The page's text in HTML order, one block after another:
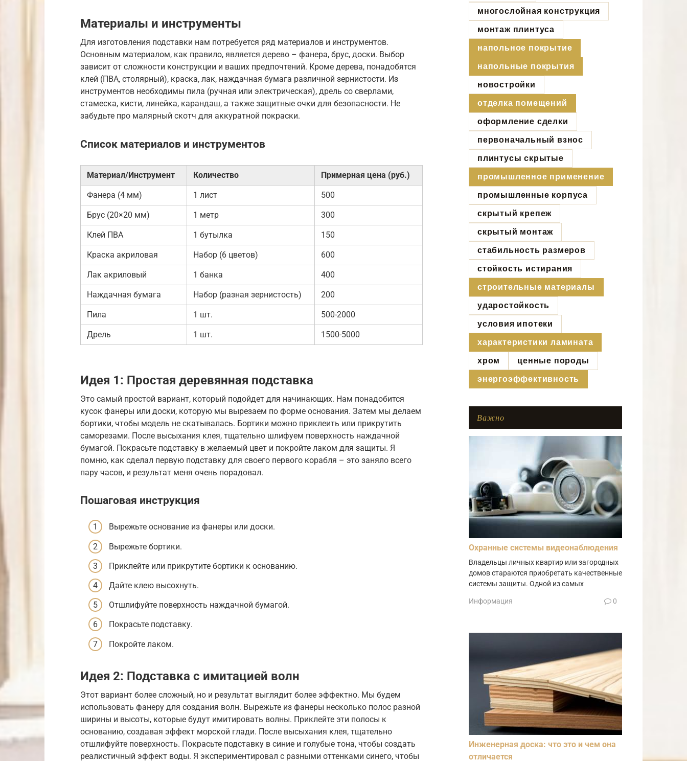
Материалы и инструменты
Для изготовления подставки нам потребуется ряд материалов и инструментов.
Основным материалом, как правило, является дерево – фанера, брус, доски. Выбор
зависит от сложности конструкции и ваших предпочтений. Кроме дерева, понадобятся
клей (ПВА, столярный), краска, лак, наждачная бумага различной зернистости. Из
инструментов необходимы пила (ручная или электрическая), дрель со сверлами,
стамеска, кисти, линейка, карандаш, а также защитные очки для безопасности. Не
забудьте про малярный скотч для аккуратной покраски.
Список материалов и инструментов
Материал/Инструмент Количество Примерная цена (руб.)
Фанера (4 мм) 1 лист 500
Брус (20×20 мм) 1 метр 300
Клей ПВА 1 бутылка 150
Краска акриловая Набор (6 цветов) 600
Лак акриловый 1 банка 400
Наждачная бумага Набор (разная зернистость) 200
Пила 1 шт. 500-2000
Дрель 1 шт. 1500-5000
Идея 1: Простая деревянная подставка
Это самый простой вариант, который подойдет для начинающих. Нам понадобится
кусок фанеры или доски, которую мы вырезаем по форме основания. Затем мы делаем
бортики, чтобы модель не скатывалась. Бортики можно приклеить или прикрутить
саморезами. После высыхания клея, тщательно шлифуем поверхность наждачной
бумагой. Покрасьте подставку в желаемый цвет и покройте лаком для защиты. Я
помню, как сделал первую подставку для своего первого корабля – это заняло всего
пару часов, и результат меня очень порадовал.
Пошаговая инструкция
Вырежьте основание из фанеры или доски.
Вырежьте бортики.
Приклейте или прикрутите бортики к основанию.
Дайте клею высохнуть.
Отшлифуйте поверхность наждачной бумагой.
Покрасьте подставку.
Покройте лаком.
Идея 2: Подставка с имитацией волн
Этот вариант более сложный, но и результат выглядит более эффектно. Мы будем
использовать фанеру для создания волн. Вырежьте из фанеры несколько полос разной
ширины и высоты, которые будут имитировать волны. Приклейте эти полосы к
основанию, создавая эффект морской глади. После высыхания клея, тщательно
отшлифуйте поверхность. Покрасьте подставку в синие и голубые тона, чтобы создать
реалистичный эффект воды. Я экспериментировал с разными оттенками синего, чтобы
многослойная конструкция
монтаж плинтуса
напольное покрытие
напольные покрытия
новостройки
отделка помещений
оформление сделки
первоначальный взнос
плинтусы скрытые
промышленное применение
промышленные корпуса
скрытый крепеж
скрытый монтаж
стабильность размеров
стойкость истирания
строительные материалы
ударостойкость
условия ипотеки
характеристики ламината
хром ценные породы
энергоэффективность
Важно
Охранные системы видеонаблюдения
Владельцы личных квартир или загородных
домов стараются приобретать качественные
системы защиты. Одной из самых
Информация 0
Инженерная доска: что это и чем она
отличается